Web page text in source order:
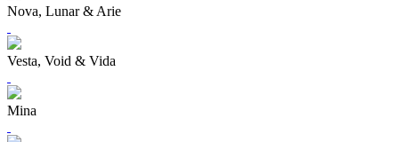
Nova, Lunar & Arie
Vesta, Void & Vida
Mina